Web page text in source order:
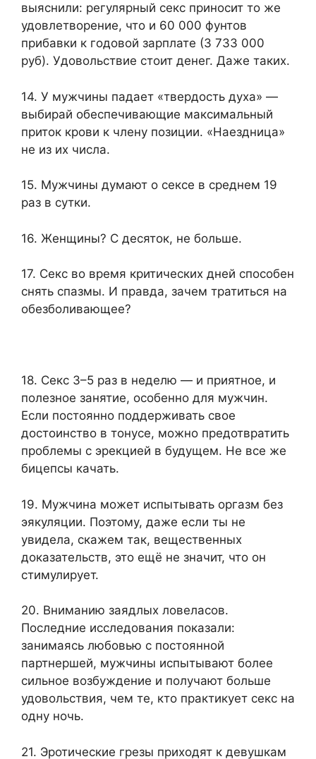
выяснили: регулярный секс приносит то же
удовлетворение, что и 60 000 фунтов
прибавки к годовой зарплате (3 733 000
руб). Удовольствие стоит денег. Даже таких.
14. У мужчины падает «твердость духа» —
выбирай обеспечивающие максимальный
приток крови к члену позиции. «Наездница»
не из их числа.
15. Мужчины думают о сексе в среднем 19
раз в сутки.
16. Женщины? С десяток, не больше.
17. Секс во время критических дней способен
снять спазмы. И правда, зачем тратиться на
обезболивающее?
18. Секс 3–5 раз в неделю — и приятное, и
полезное занятие, особенно для мужчин.
Если постоянно поддерживать свое
достоинство в тонусе, можно предотвратить
проблемы с эрекцией в будущем. Не все же
бицепсы качать.
19. Мужчина может испытывать оргазм без
эякуляции. Поэтому, даже если ты не
увидела, скажем так, вещественных
доказательств, это ещё не значит, что он
стимулирует.
20. Вниманию заядлых ловеласов.
Последние исследования показали:
занимаясь любовью с постоянной
партнершей, мужчины испытывают более
сильное возбуждение и получают больше
удовольствия, чем те, кто практикует секс на
одну ночь.
21. Эротические грезы приходят к девушкам